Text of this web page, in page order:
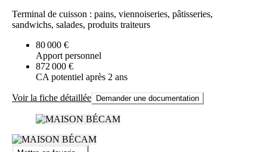
Terminal de cuisson : pains, viennoiseries, pâtisseries,
sandwichs, salades, produits traiteurs
80 000 €
Apport personnel
872 000 €
CA potentiel après 2 ans
Voir la fiche détaillée Demander une documentation